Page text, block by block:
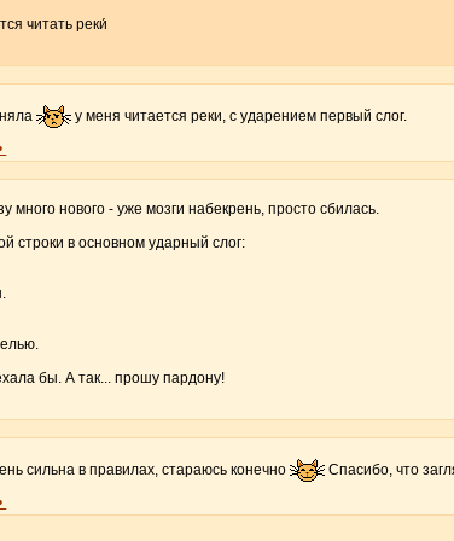
читать реки́
у меня читается реки, с ударением первый слог.
много нового - уже мозги набекрень, просто сбилась.
строки в основном ударный слог:
бы. А так... прошу пардону!
сильна в правилах, стараюсь конечно
Спасибо, что